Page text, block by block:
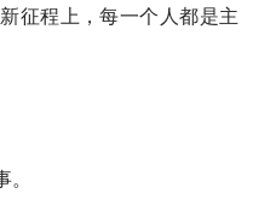
征程上，每一个人都是主